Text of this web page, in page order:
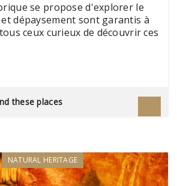
se propose d'explorer le
dépaysement sont garantis à
ceux curieux de découvrir ces
qui ont régné sur la
de 160 millions d'années : les
these places
NATURAL HERITAGE